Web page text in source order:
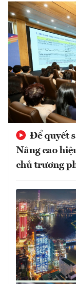
Để quyết
Nâng cao
chủ trương